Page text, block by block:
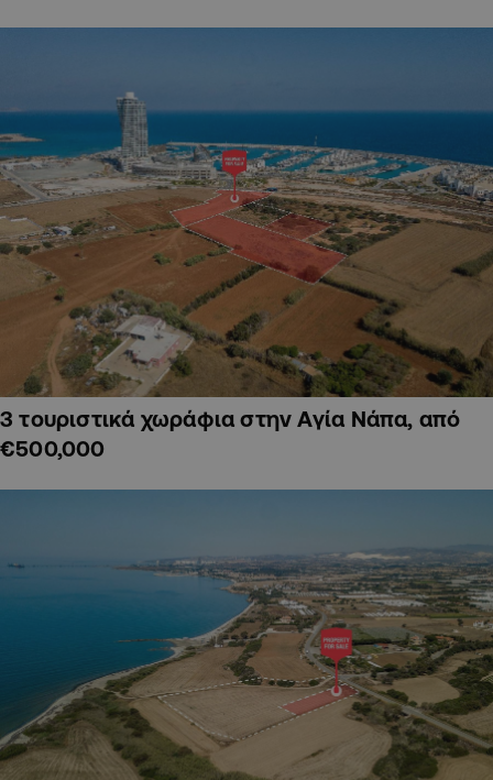
3 τουριστικά χωράφια στην Αγία Νάπα, από
€500,000